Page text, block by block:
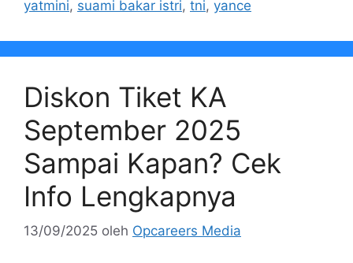
yatmini, suami bakar istri, tni, yance
Diskon Tiket KA
September 2025
Sampai Kapan? Cek
Info Lengkapnya
13/09/2025 oleh Opcareers Media